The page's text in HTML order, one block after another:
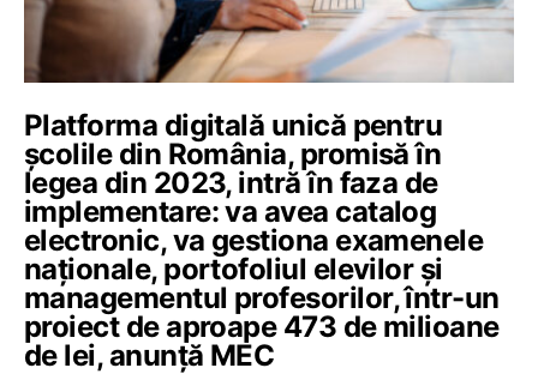
Platforma digitală unică pentru
școlile din România, promisă în
legea din 2023, intră în faza de
implementare: va avea catalog
electronic, va gestiona examenele
naționale, portofoliul elevilor și
managementul profesorilor, într-un
proiect de aproape 473 de milioane
de lei, anunță MEC